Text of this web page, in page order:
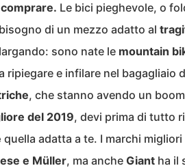
Le bici pieghevole, o
di un mezzo adatto al
sono nate le mountain
ripiegare e infilare nel bagagliaio
, che stanno avendo un
del 2019, devi prima di tutto
quella adatta a te. I marchi
e Müller, ma anche Giant ha il